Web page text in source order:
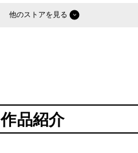
他のストア
作品紹介